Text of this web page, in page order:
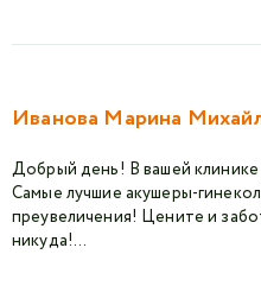
Иванова Марина
Добрый день! В вашей
Самые лучшие акушеры-
преувеличения! Цените и
никуда!...